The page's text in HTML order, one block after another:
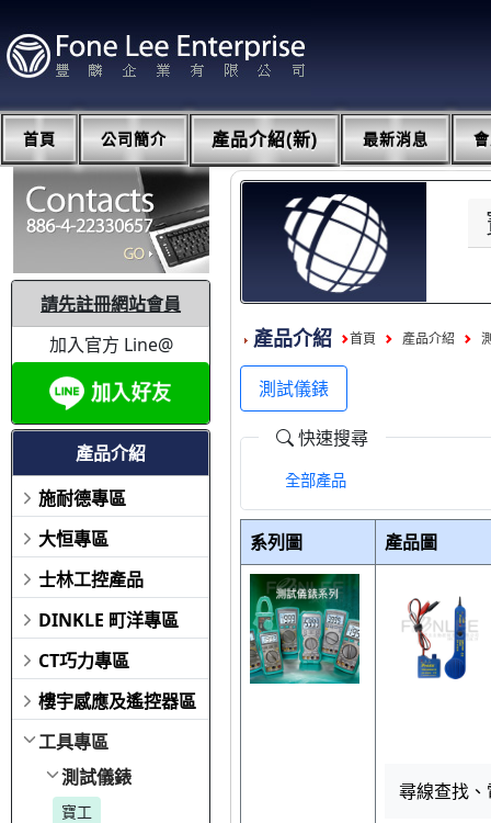
首頁 公司簡介 產品介紹(新) 最新消息
請先註冊網站會員
加入官方 Line@
產品介紹
施耐德專區
大恒專區
士林工控產品
DINKLE 町洋專區
CT巧力專區
樓宇感應及遙控器區
工具專區
測試儀錶
寶工
產品介紹 首頁 產品介紹
測試儀錶
快速搜尋
全部產品
系列圖 產品圖
尋線查找